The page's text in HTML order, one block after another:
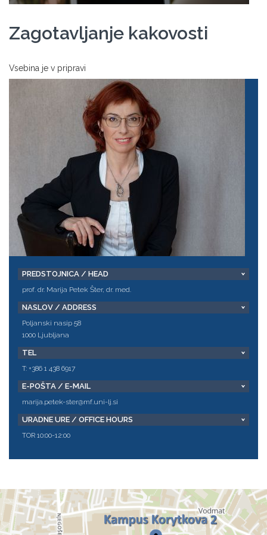
Zagotavljanje kakovosti
Vsebina je v pripravi
PREDSTOJNICA / HEAD
prof. dr. Marija Petek Šter, dr. med.
NASLOV / ADDRESS
Poljanski nasip 58
1000 Ljubljana
TEL
T: +386 1 438 6917
E-POŠTA / E-MAIL
marija.petek-ster@mf.uni-lj.si
URADNE URE / OFFICE HOURS
TOR 10:00-12:00